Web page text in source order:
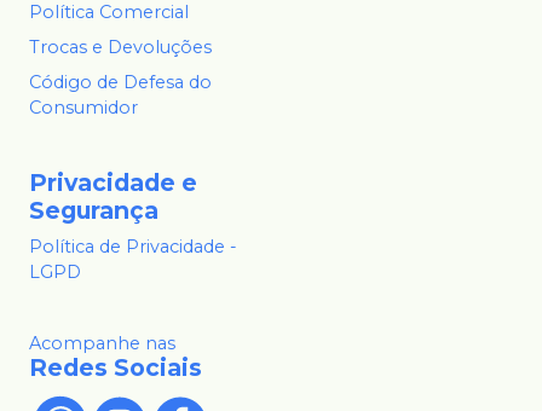
Política Comercial
Trocas e Devoluções
Código de Defesa do
Consumidor
Privacidade e
Segurança
Política de Privacidade -
LGPD
Acompanhe nas
Redes Sociais